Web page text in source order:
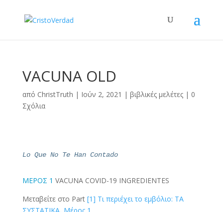
VACUNA OLD
από ChristTruth | Ιούν 2, 2021 | βιβλικές μελέτες| 0
Σχόλια
Lo Que No Te Han Contado
ΜΕΡΟΣ 1 VACUNA COVID-19 INGREDIENTES
Μεταβείτε στο Part [1] Τι περιέχει το εμβόλιο: ΤΑ